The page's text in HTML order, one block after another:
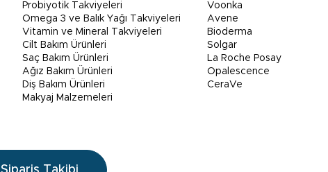
Probiyotik Takviyeleri
Omega 3 ve Balık Yağı Takviyeleri
Vitamin ve Mineral Takviyeleri
Cilt Bakım Ürünleri
Saç Bakım Ürünleri
Ağız Bakım Ürünleri
Diş Bakım Ürünleri
Makyaj Malzemeleri
Voonka
Avene
Bioderma
Solgar
La Roche Posay
Opalescence
CeraVe